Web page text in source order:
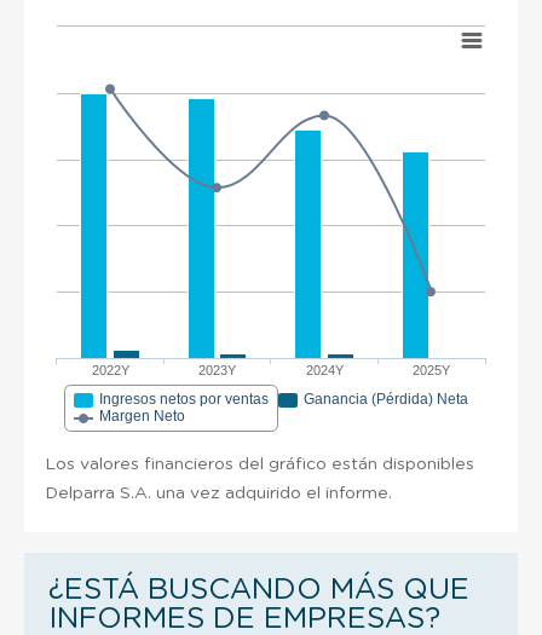
2022Y 2023Y 2024Y 2025Y
Ingresos netos por ventas
Ganancia (Pérdida) Neta
Margen Neto
Los valores financieros del gráfico están disponibles
Delparra S.A. una vez adquirido el informe.
¿ESTÁ BUSCANDO MÁS QUE
INFORMES DE EMPRESAS?